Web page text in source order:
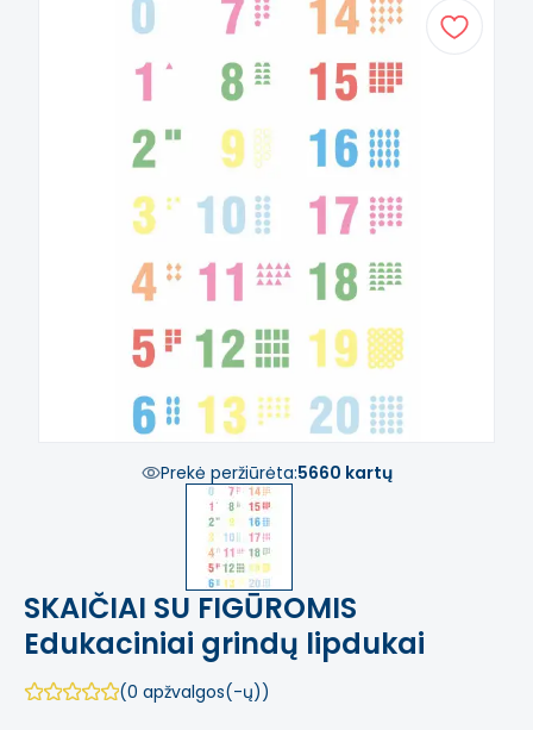
Prekė peržiūrėta:5660 kartų
SKAIČIAI SU FIGŪROMIS
Edukaciniai grindų lipdukai
(0 apžvalgos(-ų))